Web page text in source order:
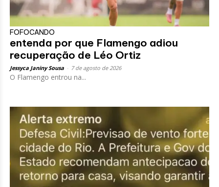
FOFOCANDO
entenda por que Flamengo adiou
recuperação de Léo Ortiz
Jessyca Janiny Sousa 7 de agosto de 2026
O Flamengo entrou na...